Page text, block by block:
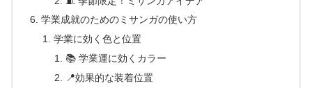
学業成就のためのミサンガの使い方
学業に効く色と位置
📚 学業運に効くカラー
📍効果的な装着位置